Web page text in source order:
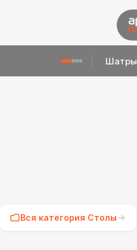
Шатры
Вся категория Столы